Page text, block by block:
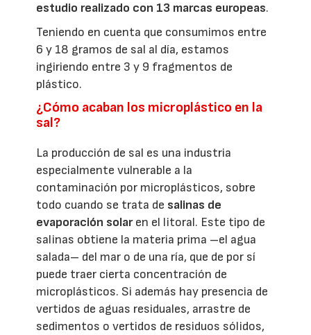
estudio realizado con 13 marcas europeas.
Teniendo en cuenta que consumimos entre
6 y 18 gramos de sal al día, estamos
ingiriendo entre 3 y 9 fragmentos de
plástico.
¿Cómo acaban los microplástico en la
sal?
La producción de sal es una industria
especialmente vulnerable a la
contaminación por microplásticos, sobre
todo cuando se trata de salinas de
evaporación solaren el litoral. Este tipo de
salinas obtiene la materia prima –el agua
salada– del mar o de una ría, que de por sí
puede traer cierta concentración de
microplásticos. Si además hay presencia de
vertidos de aguas residuales, arrastre de
sedimentos o vertidos de residuos sólidos,